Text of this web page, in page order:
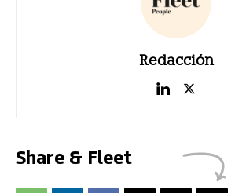
Redacción
Share & Fleet